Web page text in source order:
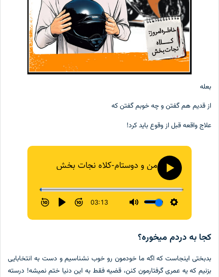
بعله
از قدیم هم گفتن و چه خوبم گفتن که
علاج واقعه قبل از وقوع باید کرد!
کجا به دردم میخوره؟
بدبختی اینجاست که اگه ما خودمون رو خوب نشناسیم و دست به انتخابایی
بزنیم که یه عمری گرفتارمون کنن، قضیه فقط به این دنیا ختم نمیشه! درسته